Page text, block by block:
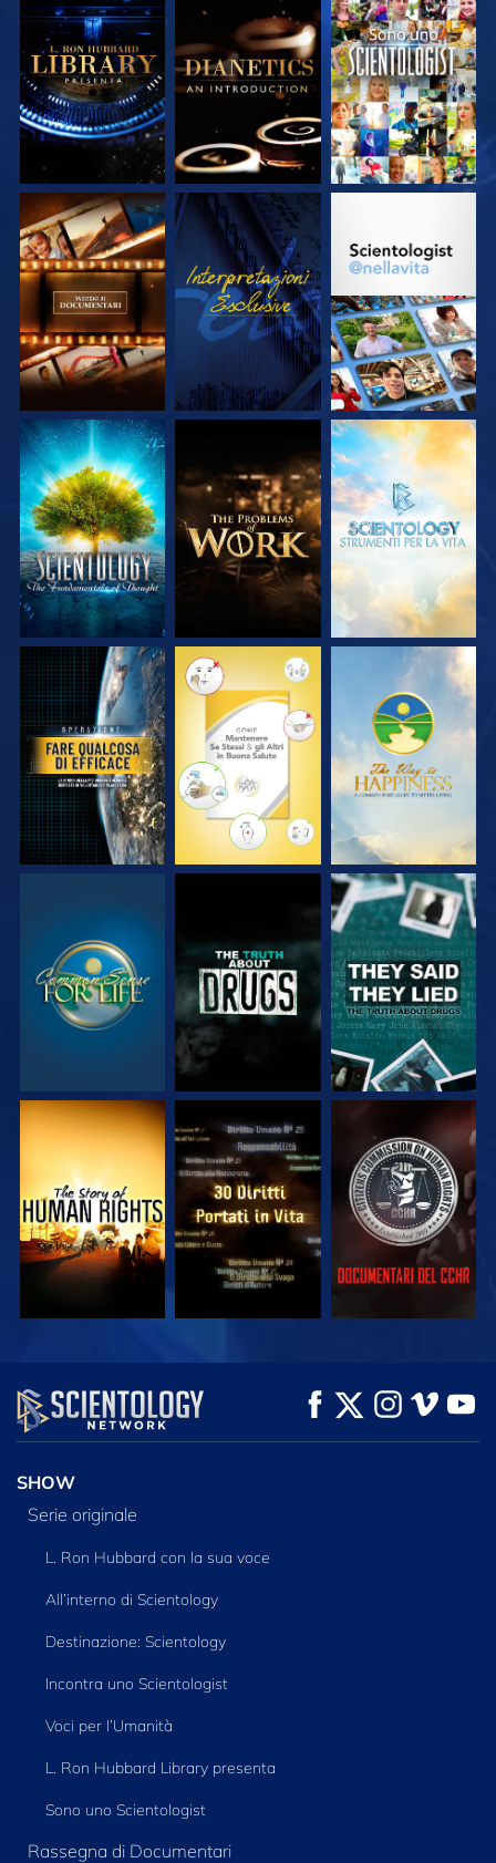
ESPLORA LE
SERIE
ESPLORA LE
SERIE
GUARDA
ESPLORA LE
SERIE
GUARDA
ESPLORA LE
ESPLORA LE
SERIE
ESPLORA LE
SERIE
ESPLORA LE
SERIE
GUARDA GUARDA GUARDA
GUARDA GUARDA GUARDA
GUARDA GUARDA GUARDA
GUARDA
ESPLORA LE
SERIE
SHOW
Serie originale
L. Ron Hubbard con la sua voce
All’interno di Scientology
Destinazione: Scientology
Incontra uno Scientologist
Voci per l’Umanità
L. Ron Hubbard Library presenta
Sono uno Scientologist
Rassegna di Documentari